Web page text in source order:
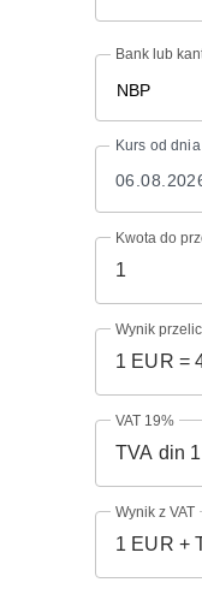
Bank lub
Kurs od dnia
Kwota do
Wynik
VAT 19%
Wynik z VAT